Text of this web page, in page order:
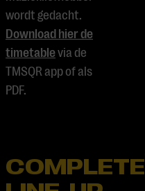
wordt gedacht.
Download hier de
timetablevia de
TMSQR app of als
PDF.
COMPLETE